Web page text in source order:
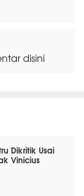
disini
Dikritik Usai
Vinicius